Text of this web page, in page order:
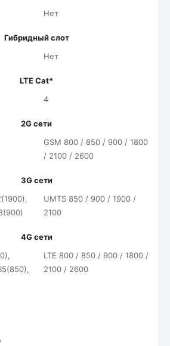
Нет
Гибридный слот
Нет
LTE Cat*
4
2G сети
GSM 800 / 850 / 900 / 1800
/ 2100 / 2600
3G сети
UMTS 850 / 900 / 1900 /
2100
4G сети
LTE 800 / 850 / 900 / 1800 /
2100 / 2600